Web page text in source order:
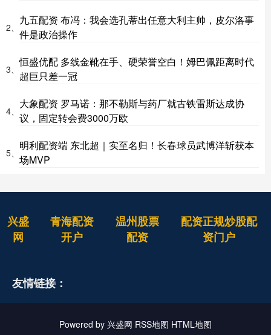
2、
九五配资 布冯：我会选孔蒂出任意大利主帅，皮尔洛事
件是政治操作
3、
恒盛优配 多线金靴在手、硬荣誉空白！姆巴佩距离时代
超巨只差一冠
4、
大象配资 罗马诺：那不勒斯与药厂就古铁雷斯达成协
议，固定转会费3000万欧
5、
明利配资端 东北超｜实至名归！长春球员武博洋斩获本
场MVP
兴盛
网
青海配资
开户
温州股票
配资
配资正规炒股配
资门户
友情链接：
Powered by 兴盛网 RSS地图 HTML地图